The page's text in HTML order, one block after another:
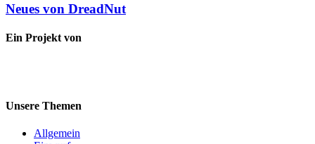
Neues von DreadNut
Ein Projekt von
Unsere Themen
Allgemein